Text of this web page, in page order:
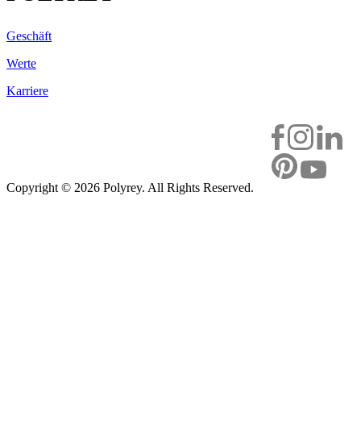
Geschäft
Werte
Karriere
Copyright © 2026 Polyrey. All Rights Reserved.